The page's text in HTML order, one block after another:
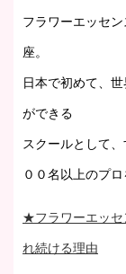
フラワーエッセ
座。
日本で初めて、
ができる
スクールとして
００名以上のプロ
★フラワーエッセ
れ続ける理由